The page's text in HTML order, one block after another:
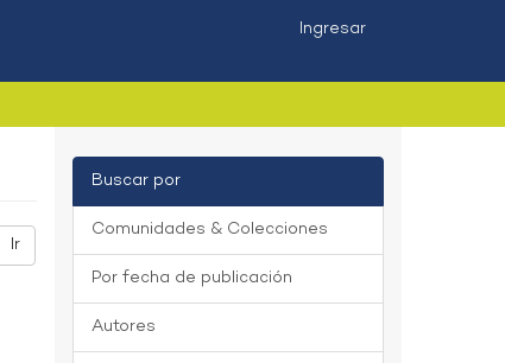
Ingresar
Ir
Buscar por
Comunidades & Colecciones
Por fecha de publicación
Autores